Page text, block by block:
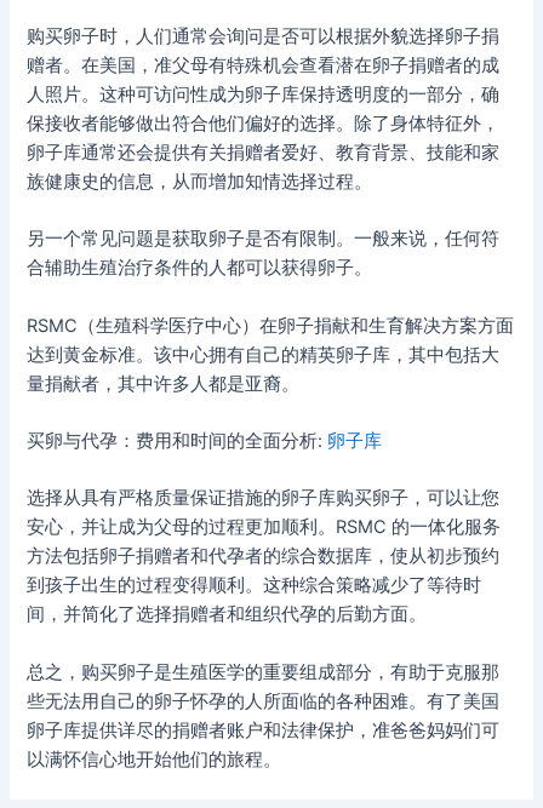
购买卵子时，人们通常会询问是否可以根据外貌选择卵子捐
赠者。在美国，准父母有特殊机会查看潜在卵子捐赠者的成
人照片。这种可访问性成为卵子库保持透明度的一部分，确
保接收者能够做出符合他们偏好的选择。除了身体特征外，
卵子库通常还会提供有关捐赠者爱好、教育背景、技能和家
族健康史的信息，从而增加知情选择过程。
另一个常见问题是获取卵子是否有限制。一般来说，任何符
合辅助生殖治疗条件的人都可以获得卵子。
RSMC（生殖科学医疗中心）在卵子捐献和生育解决方案方面
达到黄金标准。该中心拥有自己的精英卵子库，其中包括大
量捐献者，其中许多人都是亚裔。
买卵与代孕：费用和时间的全面分析: 卵子库
选择从具有严格质量保证措施的卵子库购买卵子，可以让您
安心，并让成为父母的过程更加顺利。RSMC 的一体化服务
方法包括卵子捐赠者和代孕者的综合数据库，使从初步预约
到孩子出生的过程变得顺利。这种综合策略减少了等待时
间，并简化了选择捐赠者和组织代孕的后勤方面。
总之，购买卵子是生殖医学的重要组成部分，有助于克服那
些无法用自己的卵子怀孕的人所面临的各种困难。有了美国
卵子库提供详尽的捐赠者账户和法律保护，准爸爸妈妈们可
以满怀信心地开始他们的旅程。